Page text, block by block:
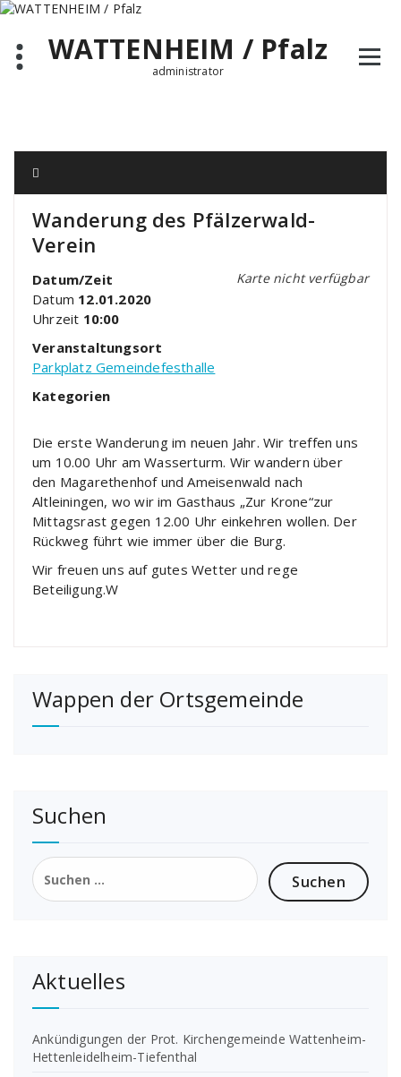
Zum
springenWATTENHEIM / Pfalz
administrator
Wanderung des Pfälzerwald-
Verein
Karte nicht verfügbar
Datum/Zeit
Datum 12.01.2020
Uhrzeit 10:00
Veranstaltungsort
Parkplatz Gemeindefesthalle
Kategorien
Die erste Wanderung im neuen Jahr. Wir treffen uns
um 10.00 Uhr am Wasserturm. Wir wandern über
den Magarethenhof und Ameisenwald nach
Altleiningen, wo wir im Gasthaus „Zur Krone“zur
Mittagsrast gegen 12.00 Uhr einkehren wollen. Der
Rückweg führt wie immer über die Burg.
Wir freuen uns auf gutes Wetter und rege
Beteiligung.W
Wappen der Ortsgemeinde
Suchen
Suchen
nach:
Aktuelles
Ankündigungen der Prot. Kirchengemeinde Wattenheim-
Hettenleidelheim-Tiefenthal